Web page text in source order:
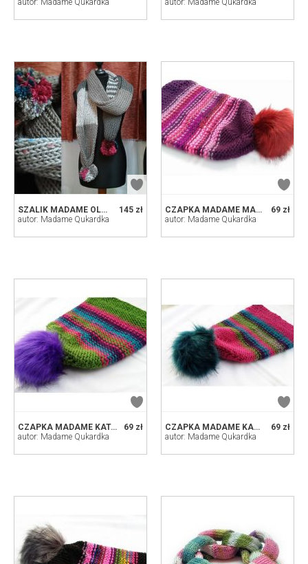
autor: Madame Qukardka autor: Madame Qukardka
145 zł
SZALIK MADAME OLGA POMPON
autor: Madame Qukardka
69 zł
CZAPKA MADAME MAŁGORZATA
autor: Madame Qukardka
69 zł
CZAPKA MADAME KATARZYNA
autor: Madame Qukardka
69 zł
CZAPKA MADAME KAROLINA
autor: Madame Qukardka